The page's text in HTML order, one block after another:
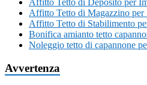
Affitto Tetto di Magazzino per
Affitto Tetto di Stabilimento
Bonifica amianto tetto
Noleggio tetto di capannone
Avvertenza